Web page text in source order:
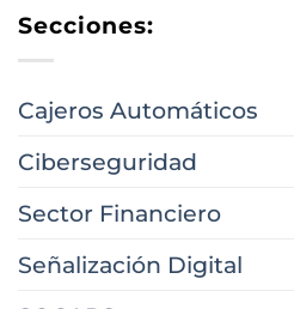
Secciones:
Cajeros Automáticos
Ciberseguridad
Sector Financiero
Señalización Digital